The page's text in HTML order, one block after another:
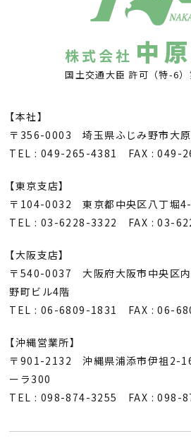
株式会社 中
国土交通大臣 許可（特-6
【本社】
〒356-0003 埼玉県ふじみ野市大
TEL : 049-265-4381 FAX : 049-
【東京支店】
〒104-0032 東京都中央区八丁堀
TEL : 03-6228-3322 FAX : 03-
【大阪支店】
〒540-0037 大阪府大阪市中央区
野町ビル4階
TEL : 06-6809-1831 FAX : 06-
【沖縄営業所】
〒901-2132 沖縄県浦添市伊祖2-
ーラ300
TEL : 098-874-3255 FAX : 098-